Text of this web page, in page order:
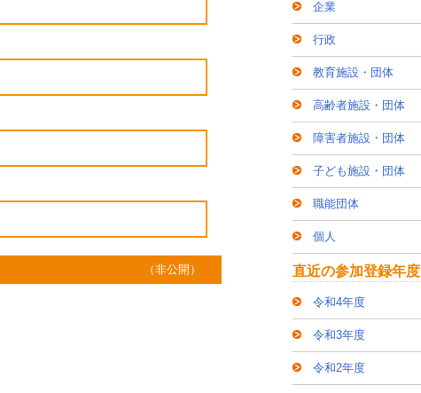
（非公開）
企業
行政
教育施設・団体
高齢者施設・団体
障害者施設・団体
子ども施設・団体
職能団体
個人
直近の参加登録年度
令和4年度
令和3年度
令和2年度